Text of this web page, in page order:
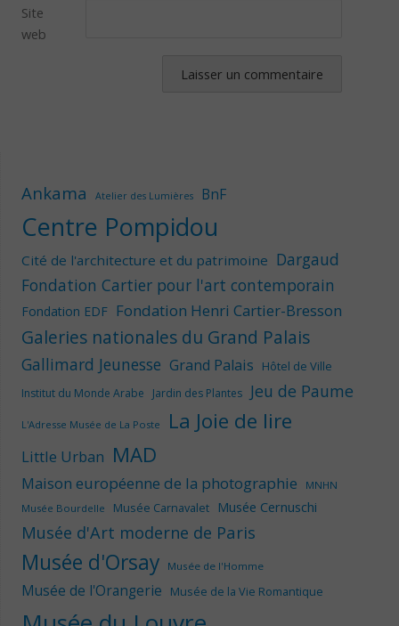
Site
web
Ankama Atelier des Lumières BnF
Centre Pompidou
Cité de l'architecture et du patrimoine Dargaud
Fondation Cartier pour l'art contemporain
Fondation EDF Fondation Henri Cartier-Bresson
Galeries nationales du Grand Palais
Gallimard Jeunesse Grand Palais Hôtel de Ville
Institut du Monde Arabe Jardin des Plantes Jeu de Paume
L'Adresse Musée de La Poste La Joie de lire
Little Urban MAD
Maison européenne de la photographie
MNHN
Musée Bourdelle
Musée Carnavalet Musée Cernuschi
Musée d'Art moderne de Paris
Musée d'Orsay Musée de l'Homme
Musée de l'Orangerie Musée de la Vie Romantique